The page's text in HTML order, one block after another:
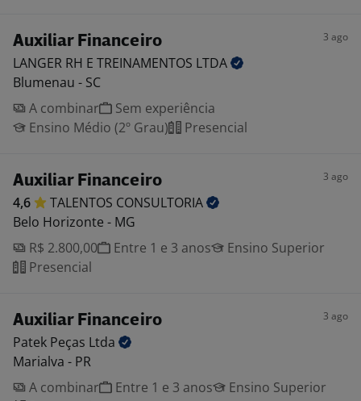
Auxiliar Financeiro 3 ago
LANGER RH E TREINAMENTOS LTDA
Blumenau - SC
A combinar
Sem experiência
Ensino Médio (2º Grau)
Presencial
Auxiliar Financeiro 3 ago
4,6 TALENTOS CONSULTORIA
Belo Horizonte - MG
R$ 2.800,00
Entre 1 e 3 anos
Ensino Superior
Presencial
Auxiliar Financeiro 3 ago
Patek Peças Ltda
Marialva - PR
A combinar
Entre 1 e 3 anos
Ensino Superior